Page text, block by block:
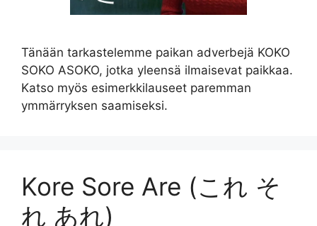
Tänään tarkastelemme paikan adverbejä KOKO
SOKO ASOKO, jotka yleensä ilmaisevat paikkaa.
Katso myös esimerkkilauseet paremman
ymmärryksen saamiseksi.
Kore Sore Are (これ そ
れ あれ)